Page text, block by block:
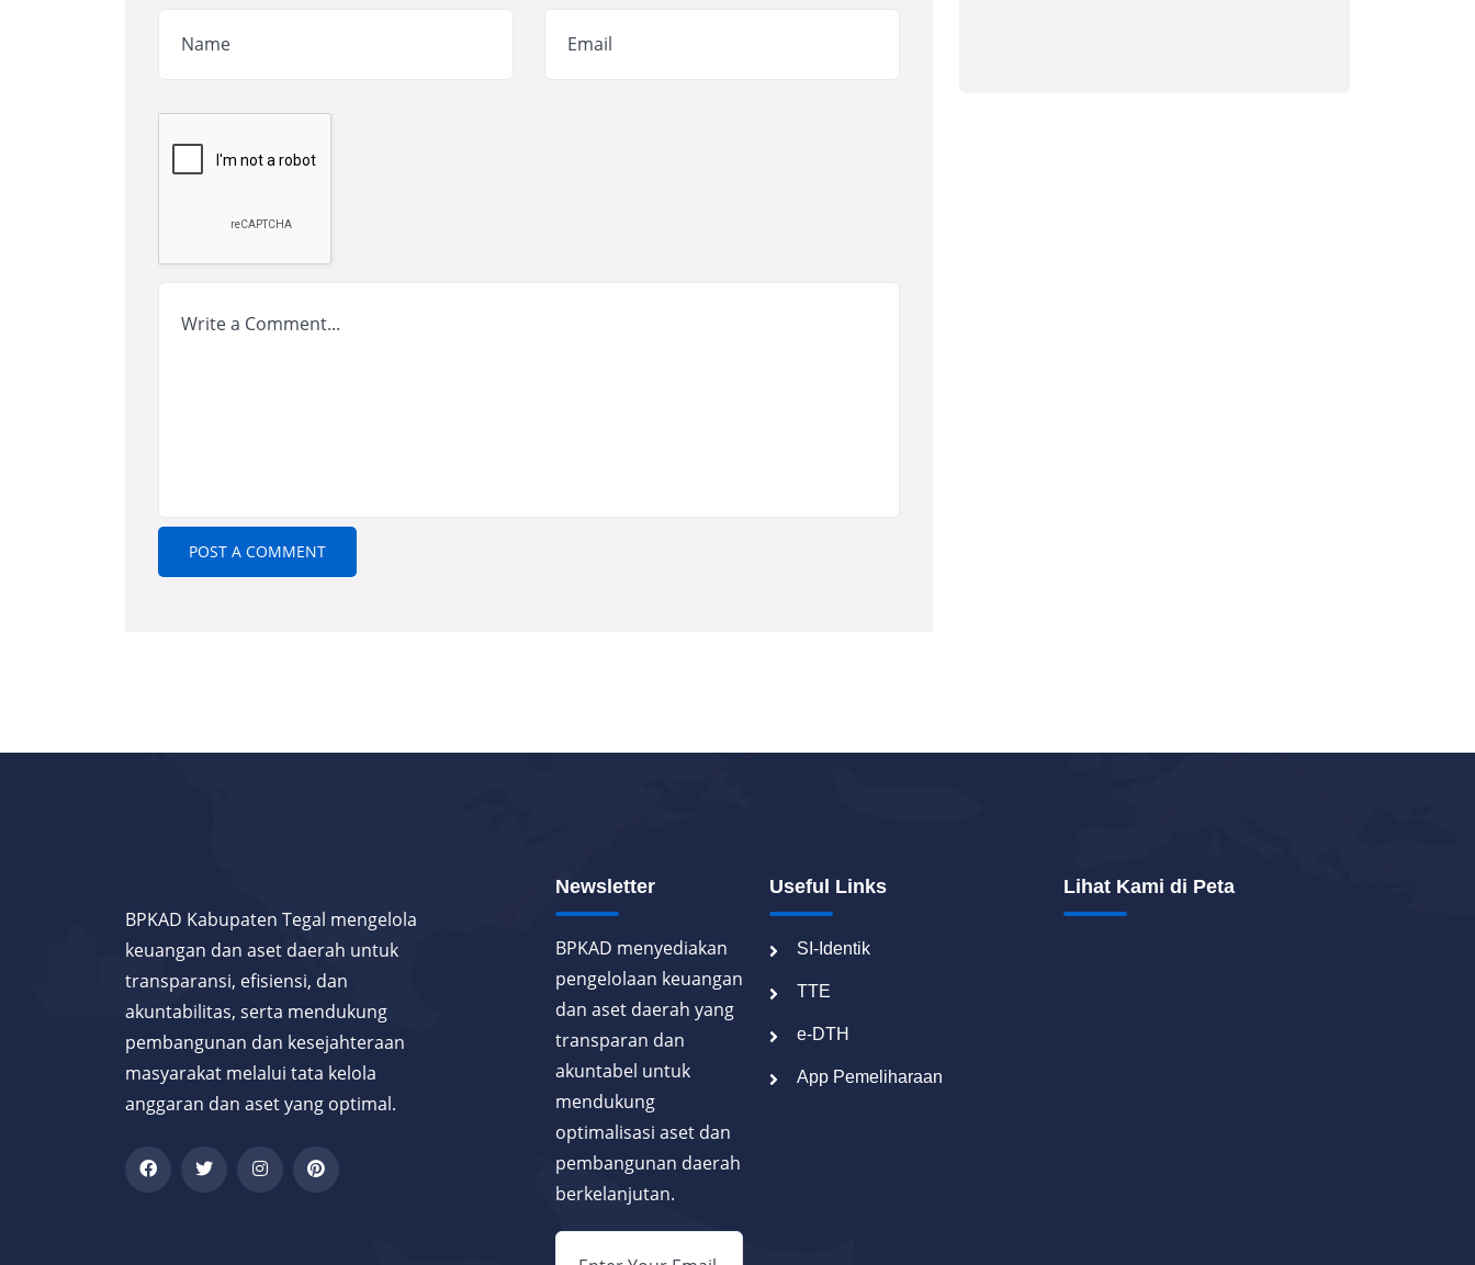
BPKAD Kabupaten Tegal mengelola
keuangan dan aset daerah untuk
transparansi, efisiensi, dan
akuntabilitas, serta mendukung
pembangunan dan kesejahteraan
masyarakat melalui tata kelola
anggaran dan aset yang optimal.
Newsletter
BPKAD menyediakan
pengelolaan keuangan
dan aset daerah yang
transparan dan
akuntabel untuk
mendukung
optimalisasi aset dan
pembangunan daerah
berkelanjutan.
Useful Links
SI-Identik
TTE
e-DTH
App Pemeliharaan
Lihat Kami di Peta